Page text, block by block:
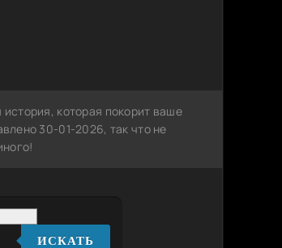
которая покорит ваше
30-01-2026, так что не
ИСКАТЬ